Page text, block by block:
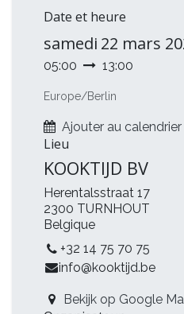
Date et heure
samedi 22 mars
05:00 13:00
Europe/Berlin
Ajouter au calendrier
Lieu
KOOKTIJD BV
Herentalsstraat 17
2300 TURNHOUT
Belgique
+32 14 75 70 75
info@kooktijd.be
Bekijk op Google